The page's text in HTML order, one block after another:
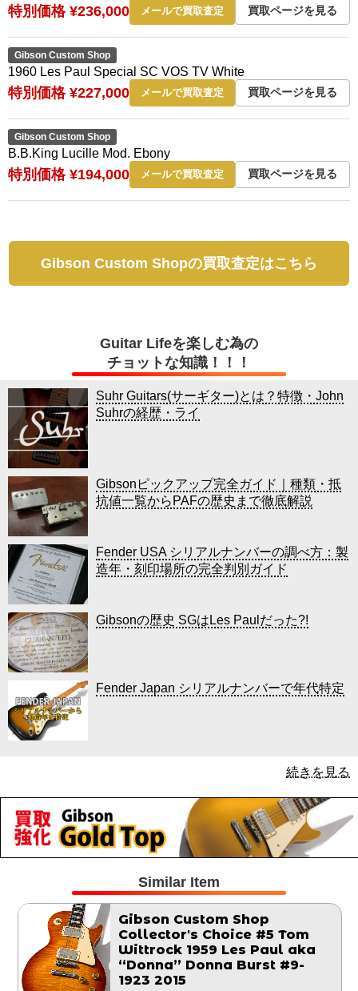
特別価格 ¥236,000 メールで買取査定 買取ページを見る
Gibson Custom Shop
1960 Les Paul Special SC VOS TV White
特別価格 ¥227,000 メールで買取査定 買取ページを見る
Gibson Custom Shop
B.B.King Lucille Mod. Ebony
特別価格 ¥194,000 メールで買取査定 買取ページを見る
Gibson Custom Shopの買取査定はこちら
Guitar Lifeを楽しむ為の
チョットな知識！！！
Suhr Guitars(サーギター)とは？特徴・John
Suhrの経歴・ライ
Gibsonピックアップ完全ガイド｜種類・抵
抗値一覧からPAFの歴史まで徹底解説
Fender USA シリアルナンバーの調べ方：製
造年・刻印場所の完全判別ガイド
Gibsonの歴史 SGはLes Paulだった?!
Fender Japan シリアルナンバーで年代特定
続きを見る
Similar Item
Gibson Custom Shop
Collector's Choice #5 Tom
Wittrock 1959 Les Paul aka
“Donna” Donna Burst #9-
1923 2015